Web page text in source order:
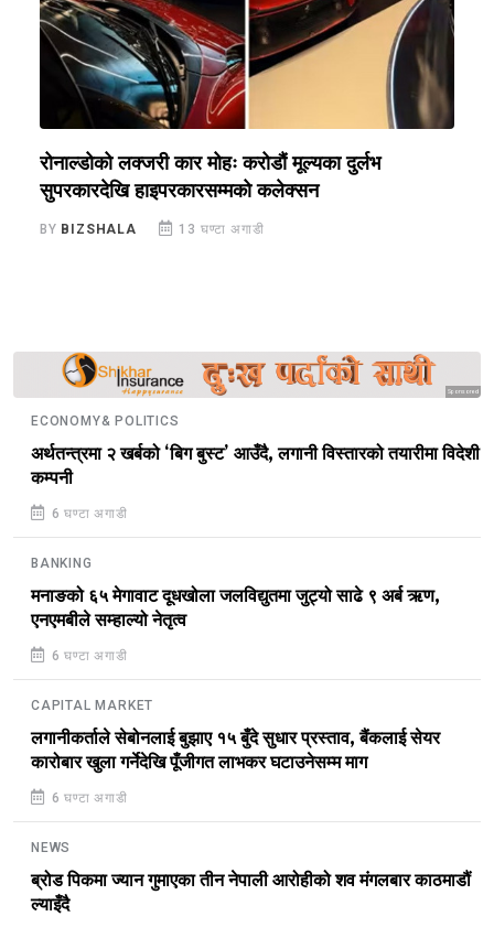
रोनाल्डोको लक्जरी कार मोहः करोडौं मूल्यका दुर्लभ
सुपरकारदेखि हाइपरकारसम्मको कलेक्सन
BY BIZSHALA 13 घण्टा अगाडी
Sponsored
ECONOMY& POLITICS
अर्थतन्त्रमा २ खर्बको ‘बिग बुस्ट’ आउँदै, लगानी विस्तारको तयारीमा विदेशी
कम्पनी
6 घण्टा अगाडी
BANKING
मनाङको ६५ मेगावाट दूधखोला जलविद्युतमा जुट्यो साढे ९ अर्ब ऋण,
एनएमबीले सम्हाल्यो नेतृत्व
6 घण्टा अगाडी
CAPITAL MARKET
लगानीकर्ताले सेबोनलाई बुझाए १५ बुँदे सुधार प्रस्ताव, बैंकलाई सेयर
कारोबार खुला गर्नेदेखि पूँजीगत लाभकर घटाउनेसम्म माग
6 घण्टा अगाडी
NEWS
ब्रोड पिकमा ज्यान गुमाएका तीन नेपाली आरोहीको शव मंगलबार काठमाडौं
ल्याइँदै